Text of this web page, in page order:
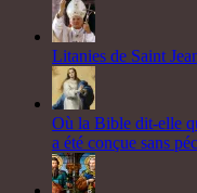
Litanies de Saint
Où la Bible dit-elle
a été conçue sans